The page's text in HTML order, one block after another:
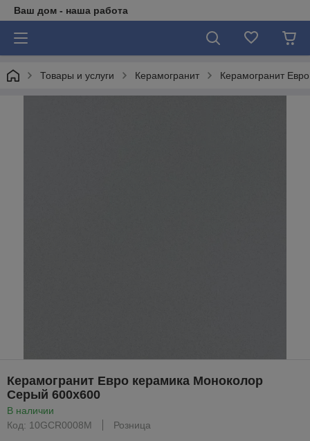
Ваш дом - наша работа
Товары и услуги Керамогранит Керамогранит
Керамогранит Евро керамика Моноколор
Серый 600х600
В наличии
Код: 10GCR0008M
Розница